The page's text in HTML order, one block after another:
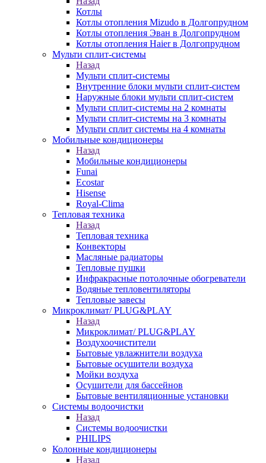
Котлы
Котлы отопления Mizudo в Долгопрудном
Котлы отопления Эван в Долгопрудном
Котлы отопления Haier в Долгопрудном
Мульти сплит-системы
Назад
Мульти сплит-системы
Внутренние блоки мульти сплит-систем
Наружные блоки мульти сплит-систем
Мульти сплит-системы на 2 комнаты
Мульти сплит-системы на 3 комнаты
Мульти сплит системы на 4 комнаты
Мобильные кондиционеры
Назад
Мобильные кондиционеры
Funai
Ecostar
Hisense
Royal-Clima
Тепловая техника
Назад
Тепловая техника
Конвекторы
Масляные радиаторы
Тепловые пушки
Инфракрасные потолочные обогреватели
Водяные тепловентиляторы
Тепловые завесы
Микроклимат/ PLUG&PLAY
Назад
Микроклимат/ PLUG&PLAY
Воздухоочистители
Бытовые увлажнители воздуха
Бытовые осушители воздуха
Мойки воздуха
Осушители для бассейнов
Бытовые вентиляционные установки
Системы водоочистки
Назад
Системы водоочистки
PHILIPS
Колонные кондиционеры
Назад